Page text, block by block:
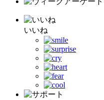
いいね